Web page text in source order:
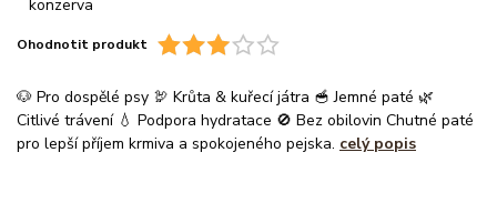
Ohodnotit produkt
🐶 Pro dospělé psy 🦃 Krůta & kuřecí játra 🥣 Jemné paté 🌿
Citlivé trávení 💧 Podpora hydratace 🚫 Bez obilovin Chutné paté
pro lepší příjem krmiva a spokojeného pejska. celý popis